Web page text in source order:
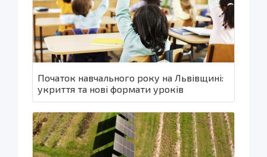
Початок навчального року на Львівщині:
укриття та нові формати уроків